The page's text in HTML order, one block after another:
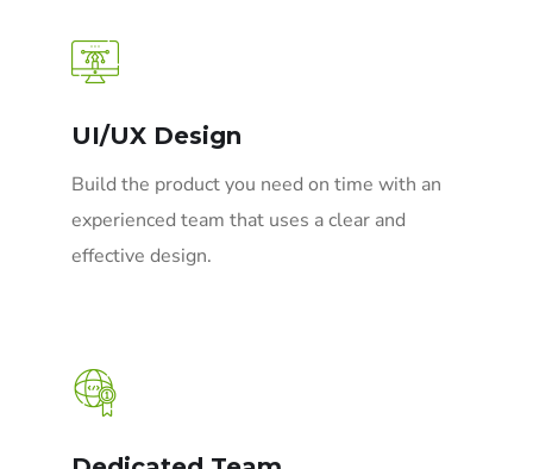
UI/UX Design
Build the product you need on time with an
experienced team that uses a clear and
effective design.